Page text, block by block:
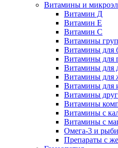
Витамины и
Витамин Д
Витамин Е
Витамин С
Витамины
Витамины для
Витамины для
Витамины для
Витамины для
Витамины для
Витамины
Витамины
Витамины с
Витамины с
Омега-3 и
Препараты с